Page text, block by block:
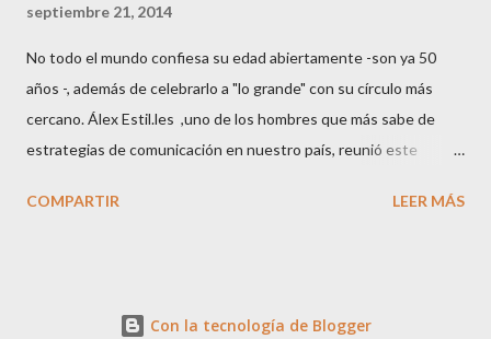
septiembre 21, 2014
No todo el mundo confiesa su edad abiertamente -son ya 50
años -, además de celebrarlo a "lo grande" con su círculo más
cercano. Álex Estil.les ,uno de los hombres que más sabe de
estrategias de comunicación en nuestro país, reunió este
colaboradores y amigos que a lo largo de su vida profesional han
moda, su gran especialidad.. Queremos a Álex tal y como es, con
COMPARTIR LEER MÁS
Con la tecnología de Blogger